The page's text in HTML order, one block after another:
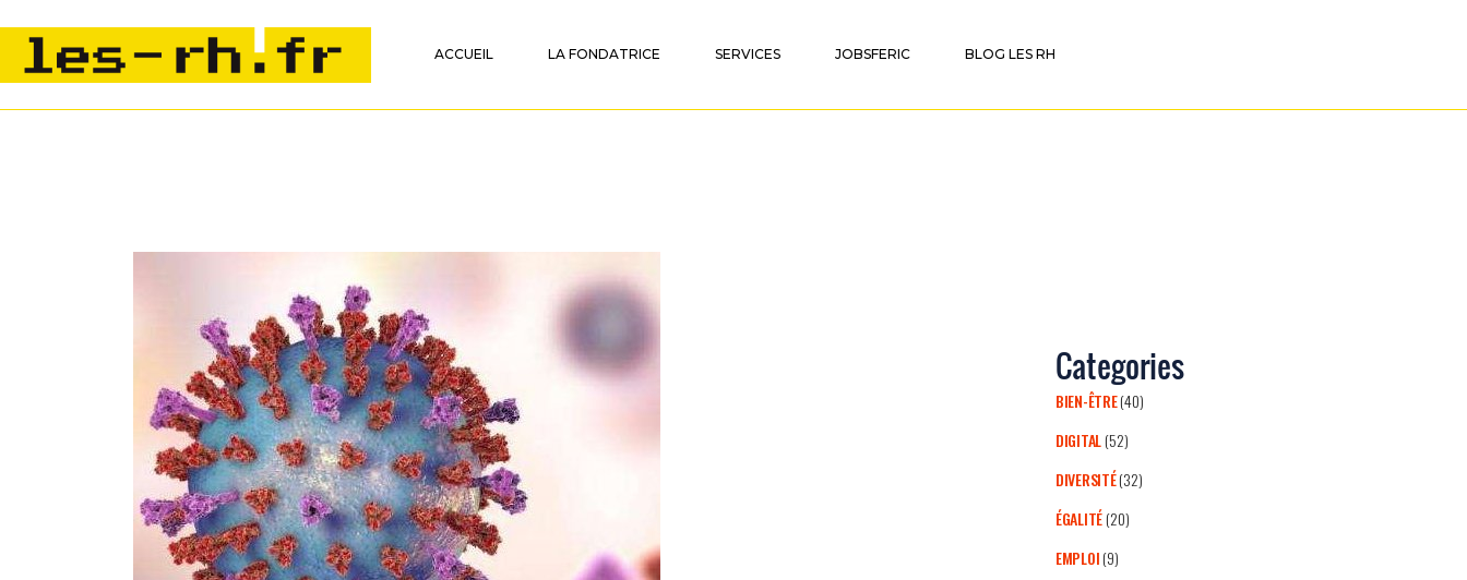
ACCUEIL LA FONDATRICE SERVICES JOBSFERIC BLOG LES RH
Categories
BIEN-ÊTRE(40)
DIGITAL(52)
DIVERSITÉ(32)
ÉGALITÉ(20)
EMPLOI(9)